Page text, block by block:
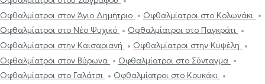
Οφθαλμίατροι στον Άγιο Δημήτριο
Οφθαλμίατροι στο Κολωνάκι
Οφθαλμίατροι στο Νέο Ψυχικό
Οφθαλμίατροι στο Παγκράτι
Οφθαλμίατροι στην Καισαριανή
Οφθαλμίατροι στην Κυψέλη
Οφθαλμίατροι στον Βύρωνα
Οφθαλμίατροι στο Σύνταγμα
Οφθαλμίατροι στο Γαλάτσι
Οφθαλμίατροι στο Κουκάκι